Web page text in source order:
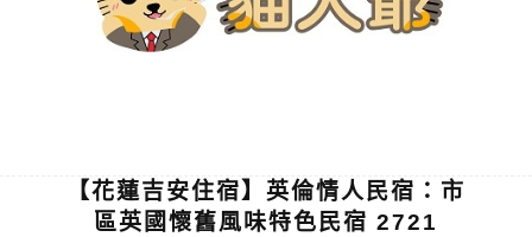
【花蓮吉安住宿】英倫情人民宿：市
區英國懷舊風味特色民宿 2721